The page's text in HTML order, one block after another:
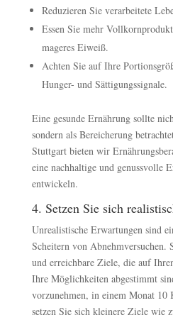
Reduzieren Sie verarbeitete
Essen Sie mehr
mageres Eiweiß.
Achten Sie auf Ihre
Hunger- und Sättigungssignale.
Eine gesunde Ernährung sollte
sondern als Bereicherung
Stuttgart bieten wir
eine nachhaltige und genussvolle
entwickeln.
4. Setzen Sie sich
Unrealistische Erwartungen sind
Scheitern von Abnehmversuchen.
und erreichbare Ziele, die auf
Ihre Möglichkeiten abgestimmt
vorzunehmen, in einem Monat 10
setzen Sie sich kleinere Ziele wie